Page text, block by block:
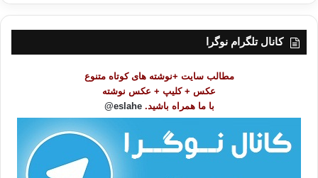
ر
کانال تلگرام نوگرا
مطالب سایت +نوشته های کوتاه متنوع
عکس + کلیپ + عکس نوشته
با ما همراه باشید. eslahe@